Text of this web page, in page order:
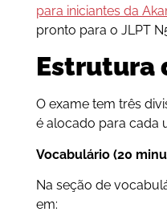
para iniciantes da
pronto para o JLPT
Estrutura
O exame tem três
é alocado para cada
Vocabulário (20
Na seção de
em: